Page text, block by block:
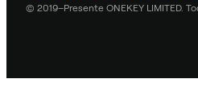
© 2019–Presente ONEKEY LIMITED.